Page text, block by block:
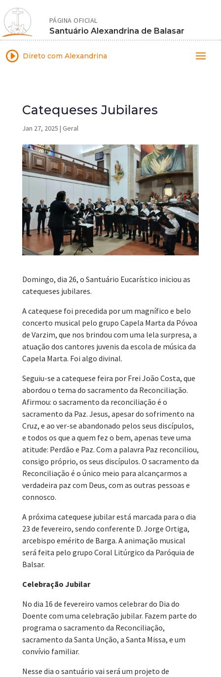
PÁGINA OFICIAL
Santuário Alexandrina de Balasar
I Direto com Alexandrina
Catequeses Jubilares
Jan 27, 2025 | Geral
Domingo, dia 26, o Santuário Eucarístico iniciou as
catequeses jubilares.
A catequese foi precedida por um magnífico e belo
concerto musical pelo grupo Capela Marta da Póvoa
de Varzim, que nos brindou com uma lela surpresa, a
atuação dos cantores juvenis da escola de música da
Capela Marta. Foi algo divinal.
Seguiu-se a catequese feira por Frei João Costa, que
abordou o tema do sacramento da Reconciliação.
Afirmou: o sacramento da reconciliação é o
sacramento da Paz. Jesus, apesar do sofrimento na
Cruz, e ao ver-se abandonado pelos seus discípulos,
e todos os que a quem fez o bem, apenas teve uma
atitude: Perdão e Paz. Com a palavra Paz reconciliou,
consigo próprio, os seus discípulos. O sacramento da
Reconciliação é o único meio para alcançarmos a
verdadeira paz com Deus, com as outras pessoas e
connosco.
A próxima catequese jubilar está marcada para o dia
23 de fevereiro, sendo conferente D. Jorge Ortiga,
arcebispo emérito de Barga. A animação musical
será feita pelo grupo Coral Litúrgico da Paróquia de
Balsar.
Celebração Jubilar
No dia 16 de fevereiro vamos celebrar do Dia do
Doente com uma celebração jubilar. Fazem parte do
programa o sacramento da Reconciliação,
sacramento da Santa Unção, a Santa Missa, e um
convívio familiar.
Nesse dia o santuário vai será um projeto de